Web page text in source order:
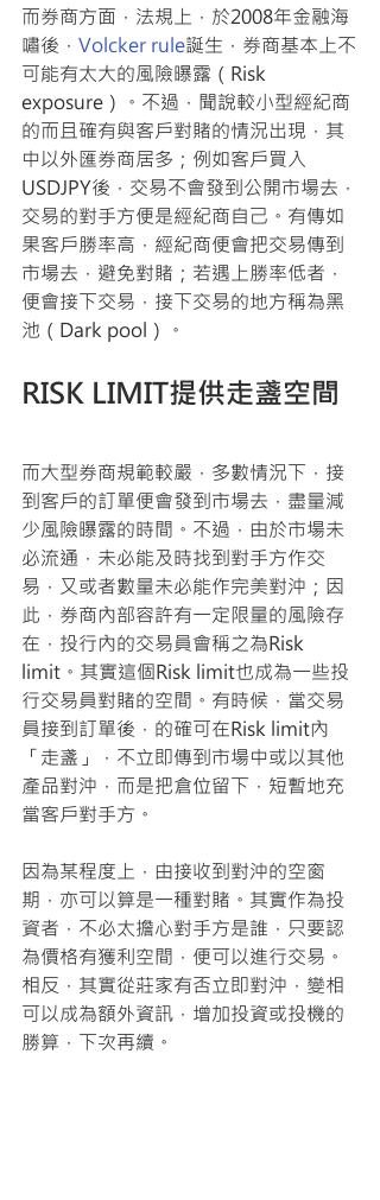
而券商方面，法規上，於2008年金融海
嘯後， Volcker rule誕生，券商基本上不
可能有太大的風險曝露（Risk
exposure）。不過，聞說較小型經紀商
的而且確有與客戶對賭的情況出現，其
中以外匯券商居多；例如客戶買入
USDJPY後，交易不會發到公開市場去，
交易的對手方便是經紀商自己。有傳如
果客戶勝率高，經紀商便會把交易傳到
市場去，避免對賭；若遇上勝率低者，
便會接下交易，接下交易的地方稱為黑
池（Dark pool）。
RISK LIMIT提供走盞空間
而大型券商規範較嚴，多數情況下，接
到客戶的訂單便會發到市場去，盡量減
少風險曝露的時間。不過，由於市場未
必流通，未必能及時找到對手方作交
易，又或者數量未必能作完美對沖；因
此，券商內部容許有一定限量的風險存
在，投行內的交易員會稱之為Risk
limit。其實這個Risk limit也成為一些投
行交易員對賭的空間。有時候，當交易
員接到訂單後，的確可在Risk limit內
「走盞」，不立即傳到市場中或以其他
產品對沖，而是把倉位留下，短暫地充
當客戶對手方。
因為某程度上，由接收到對沖的空窗
期，亦可以算是一種對賭。其實作為投
資者，不必太擔心對手方是誰，只要認
為價格有獲利空間，便可以進行交易。
相反，其實從莊家有否立即對沖，變相
可以成為額外資訊，增加投資或投機的
勝算，下次再續。